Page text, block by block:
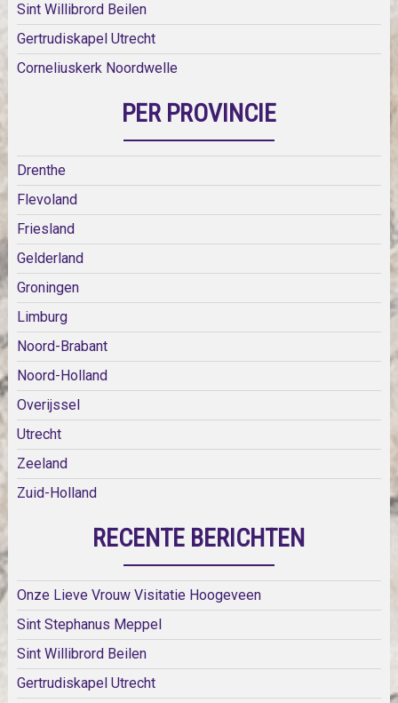
Sint Willibrord Beilen
Gertrudiskapel Utrecht
Corneliuskerk Noordwelle
PER PROVINCIE
Drenthe
Flevoland
Friesland
Gelderland
Groningen
Limburg
Noord-Brabant
Noord-Holland
Overijssel
Utrecht
Zeeland
Zuid-Holland
RECENTE BERICHTEN
Onze Lieve Vrouw Visitatie Hoogeveen
Sint Stephanus Meppel
Sint Willibrord Beilen
Gertrudiskapel Utrecht